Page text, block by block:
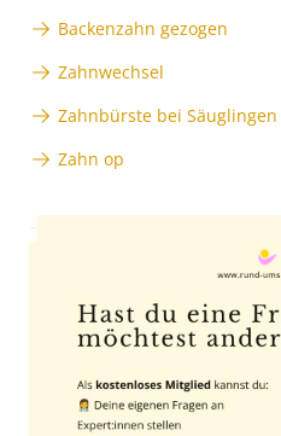
Backenzahn gezogen
Zahnwechsel
Zahnbürste bei Säuglingen
Zahn op